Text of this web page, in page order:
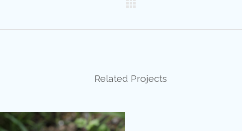
Related Projects